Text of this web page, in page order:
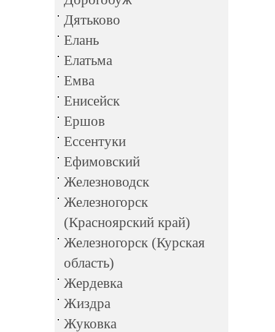
Дятьково
Елань
Елатьма
Емва
Енисейск
Ершов
Ессентуки
Ефимовский
Железноводск
Железногорск
(Красноярский край)
Железногорск (Курская
область)
Жердевка
Жиздра
Жуковка